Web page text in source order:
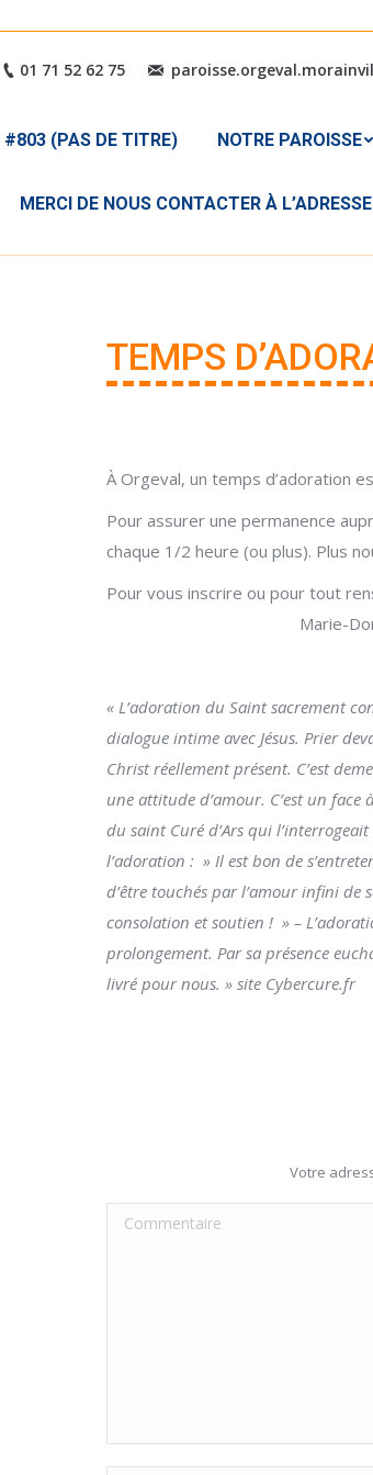
01 71 52 62 75
#803 (PAS DE TITRE) NOTRE PAROISSE
MERCI DE NOUS CONTACTER À
TEMPS
À Orgeval, un temps d’adoration
Pour assurer une permanence
chaque 1/2 heure (ou plus). Plus
Pour vous inscrire
Marie-Dominique
« L’adoration du Saint sacrement
dialogue intime avec Jésus. Prier
Christ réellement présent. C’est
une attitude d’amour. C’est un face
du saint Curé d’Ars qui
l’adoration : » Il est bon de
d’être touchés par l’amour infini de
consolation et soutien ! » –
prolongement. Par sa présence
livré pour nous. » site Cybercure.fr
Votre
Commentaire
#803 (PAS DE TITRE) NOTRE
MERCI DE